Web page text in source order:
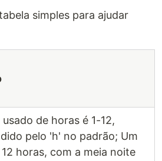
simples para ajudar
usado de horas é 1-12,
pelo 'h' no padrão; Um
horas, com a meia noite